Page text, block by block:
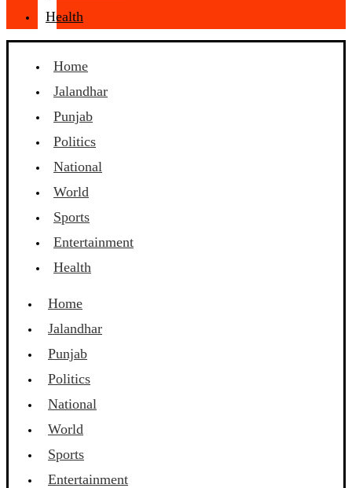
Health
Home
Jalandhar
Punjab
Politics
National
World
Sports
Entertainment
Health
Home
Jalandhar
Punjab
Politics
National
World
Sports
Entertainment